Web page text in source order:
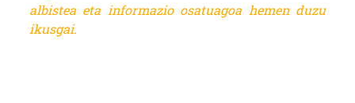
albistea eta informazio osatuagoa hemen duzu
ikusgai.